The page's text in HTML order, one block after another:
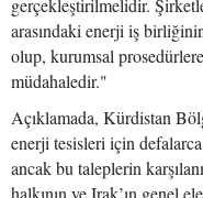
gerçekleştirilmelidir.
arasındaki enerji iş
olup, kurumsal
müdahaledir."
Açıklamada, Kürdistan
enerji tesisleri için
ancak bu taleplerin
halkının ve Irak’ın genel